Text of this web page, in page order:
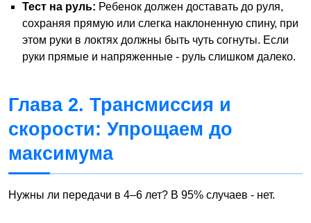
Тест на руль: Ребенок должен доставать до руля,
сохраняя прямую или слегка наклоненную спину, при
этом руки в локтях должны быть чуть согнуты. Если
руки прямые и напряженные - руль слишком далеко.
Глава 2. Трансмиссия и
скорости: Упрощаем до
максимума
Нужны ли передачи в 4–6 лет? В 95% случаев - нет.